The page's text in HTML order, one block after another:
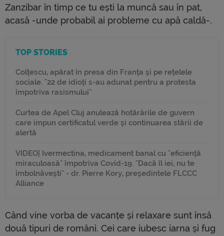
Zanzibar în timp ce tu ești la muncă sau în pat,
acasă -unde probabil ai probleme cu apă caldă-.
TOP STORIES
Colțescu, apărat în presa din Franța și pe rețelele
sociale. "22 de idioți s-au adunat pentru a protesta
împotriva rasismului"
Curtea de Apel Cluj anulează hotărârile de guvern
care impun certificatul verde și continuarea stării de
alertă
VIDEO| Ivermectina, medicament banal cu "eficiență
miraculoasă" împotriva Covid-19. "Dacă îl iei, nu te
îmbolnăvești" - dr. Pierre Kory, președintele FLCCC
Alliance
Când vine vorba de vacanțe și relaxare sunt însă
două tipuri de români. Cei care iubesc iarna și fug